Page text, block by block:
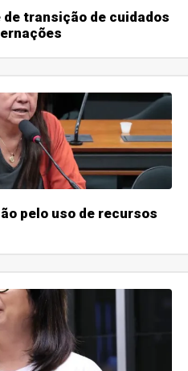
transição de cuidados
pelo uso de recursos